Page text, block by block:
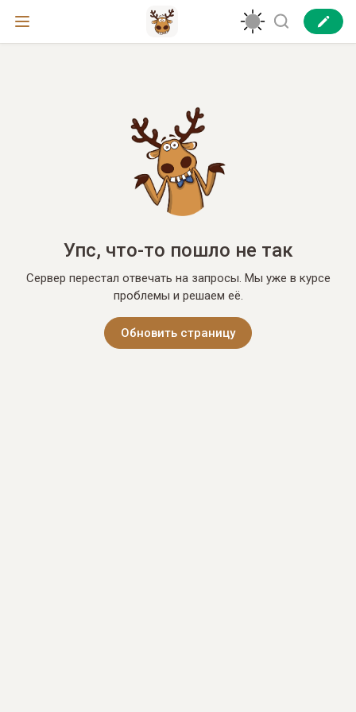
Упс, что-то пошло не так
Сервер перестал отвечать на запросы. Мы уже в курсе
проблемы и решаем её.
Обновить страницу